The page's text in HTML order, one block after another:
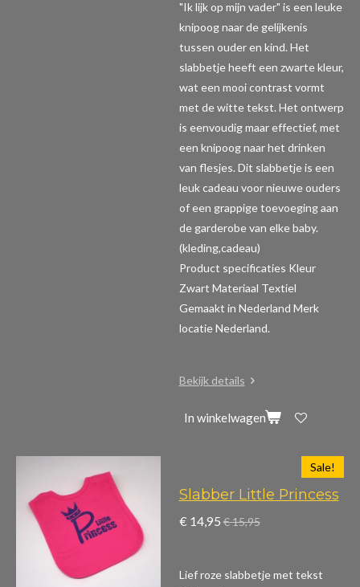
"Ik lijk op mijn vader" is een leuke
knipoog naar de gelijkenis
tussen ouder en kind. Het
slabbetje heeft een zwarte kleur,
wat een mooi contrast vormt
met de witte tekst. Het ontwerp
is eenvoudig maar effectief, met
een knipoog naar het drinken
van flesjes. Dit slabbetje is een
leuk cadeau voor nieuwe ouders
of een grappige toevoeging aan
de garderobe van elke baby.
(kleding,cadeau)
Product specificaties Kleur
Zwart Materiaal Textiel
Gemaakt in Nederland Merk
locatie Nederland.
Bekijk details
In winkelwagen
Sale!
Slabber Little Princess
€ 14,95 € 15,95
Lief roze slabbetje met tekst